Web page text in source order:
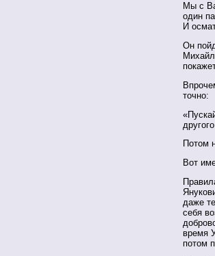
Мы с
один
И
Он
точно:
Потом
Вот
даже
себя
время
потом